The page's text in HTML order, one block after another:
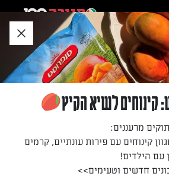
לוי לשיא הקיץ
מרעננים:
קינוחים עם פירות עונתיים, קרמים
עם הילדים!
חדשים וטעימים>>